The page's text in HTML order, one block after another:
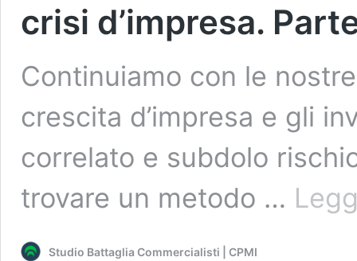
crisi d’impresa.
Continuiamo con le
crescita d’impresa e gli
correlato e subdolo
trovare un metodo …
Studio Battaglia Commercialisti | CPMI